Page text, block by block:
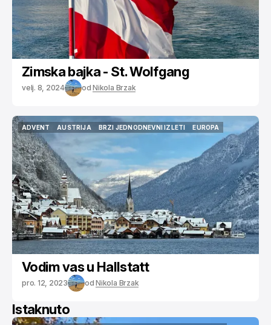
Zimska bajka - St. Wolfgang
velj. 8, 2024 od Nikola Brzak
ADVENT
ADVENT
AUSTRIJA BRZI JEDNODNEVNI IZLETI
BRZI JEDNODNEVNI IZLETI
EUROPA
Vodim vas u Hallstatt
pro. 12, 2023 od Nikola Brzak
Istaknuto